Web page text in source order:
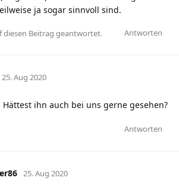
ja sogar sinnvoll sind.
Antworten
diesen Beitrag geantwortet.
25. Aug 2020
Hättest ihn auch bei uns gerne gesehen?
Antworten
25. Aug 2020